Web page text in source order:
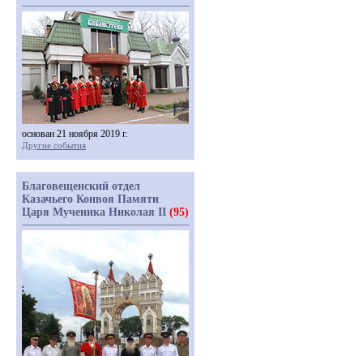
основан 21 ноября 2019 г.
Другие события
Благовещенский отдел
Казачьего Конвоя Памяти
Царя Мученика Николая II (95)